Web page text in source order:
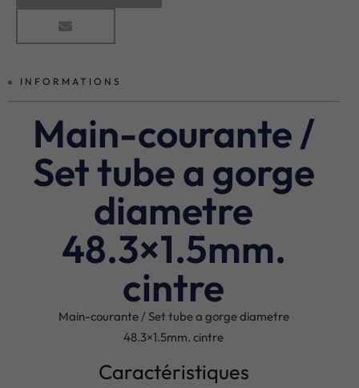
INFORMATIONS
Main-courante /
Set tube a gorge
diametre
48.3×1.5mm.
cintre
Main-courante / Set tube a gorge diametre
48.3×1.5mm. cintre
Caractéristiques